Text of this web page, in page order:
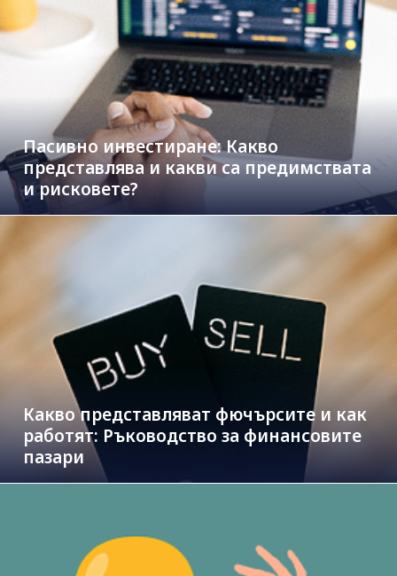
Пасивно инвестиране: Какво
представлява и какви са предимствата
и рисковете?
Какво представляват фючърсите и как
работят: Ръководство за финансовите
пазари